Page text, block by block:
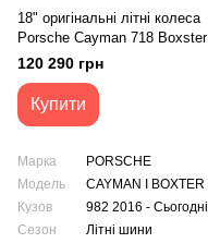
18" оригінальні літні колеса
Porsche Cayman 718 Boxster
(982601025P/982601025Q)
120 290 грн
Купити
Марка
PORSCHE
Модель
CAYMAN I BOXTER
Кузов
982 2016 - Сьогодні
Сезон
Літні шини